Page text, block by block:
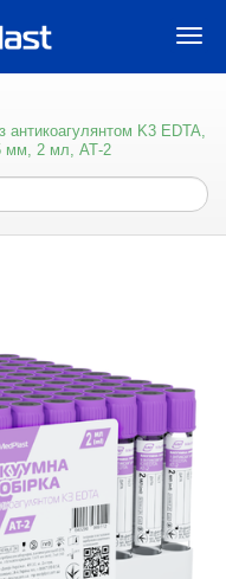
антикоагулянтом K3 EDTA,
мм, 2 мл, АТ-2